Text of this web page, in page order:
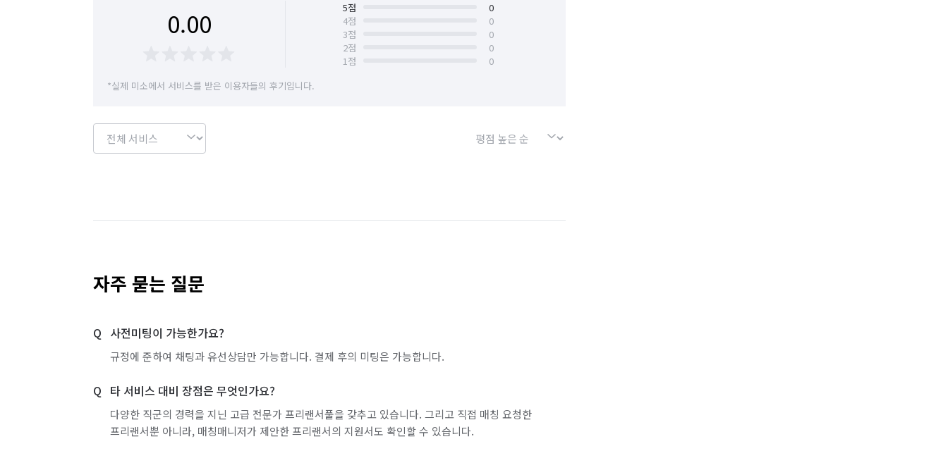
0.00 5점
0
4점
0
3점
0
2점
0
1점
0
*실제 미소에서 서비스를 받은 이용자들의 후기입니다.
자주 묻는 질문
사전미팅이 가능한가요?
규정에 준하여 채팅과 유선상담만 가능합니다. 결제 후의 미팅은 가능합니다.
타 서비스 대비 장점은 무엇인가요?
다양한 직군의 경력을 지닌 고급 전문가 프리랜서풀을 갖추고 있습니다. 그리고 직접 매칭 요청한
프리랜서뿐 아니라, 매칭매니저가 제안한 프리랜서의 지원서도 확인할 수 있습니다.